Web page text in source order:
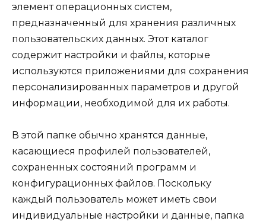
элемент операционных систем,
предназначенный для хранения различных
пользовательских данных. Этот каталог
содержит настройки и файлы, которые
используются приложениями для сохранения
персонализированных параметров и другой
информации, необходимой для их работы.
В этой папке обычно хранятся данные,
касающиеся профилей пользователей,
сохраненных состояний программ и
конфигурационных файлов. Поскольку
каждый пользователь может иметь свои
индивидуальные настройки и данные, папка